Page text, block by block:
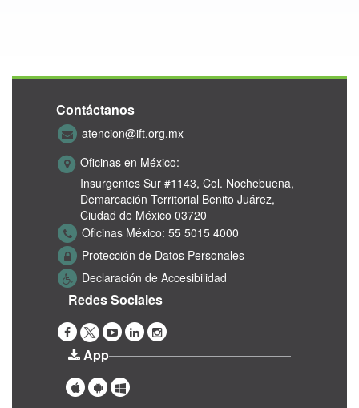
Contáctanos
atencion@ift.org.mx
Oficinas en México:
Insurgentes Sur #1143, Col. Nochebuena,
Demarcación Territorial Benito Juárez,
Ciudad de México 03720
Oficinas México: 55 5015 4000
Protección de Datos Personales
Declaración de Accesibilidad
Redes Sociales
App